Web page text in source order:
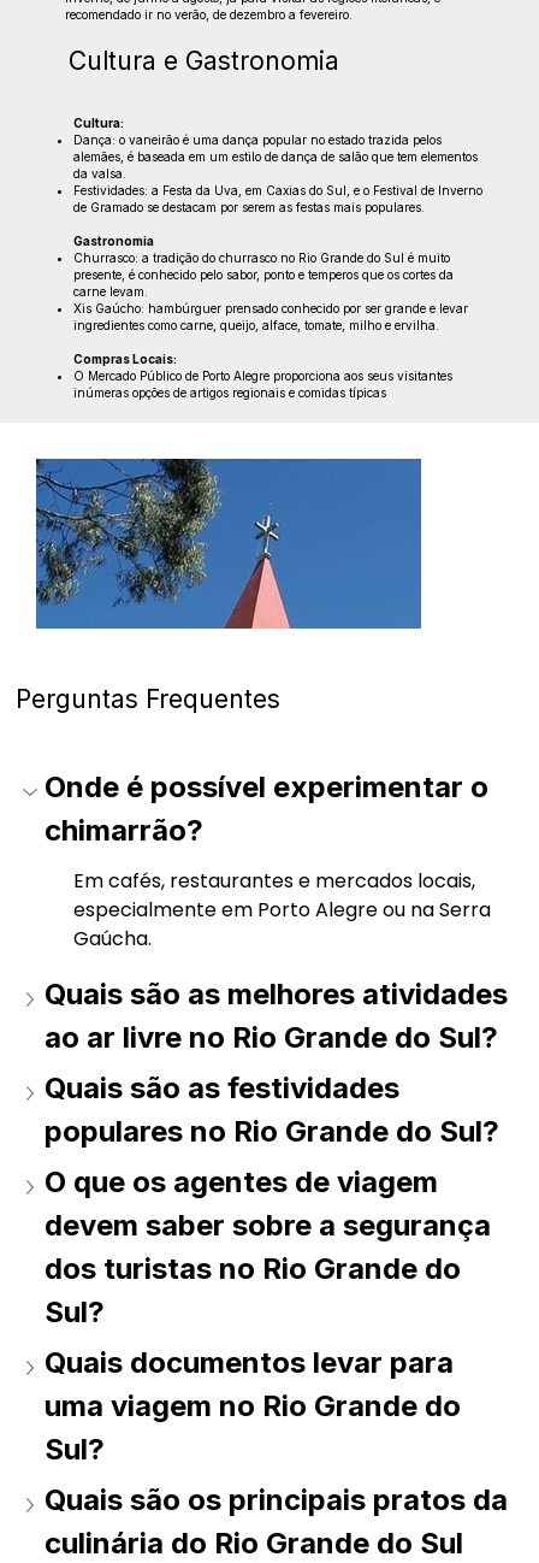
recomendado ir no verão, de dezembro a fevereiro.
Cultura e Gastronomia
Cultura:
Dança: o vaneirão é uma dança popular no estado trazida pelos
alemães, é baseada em um estilo de dança de salão que tem elementos
da valsa.
Festividades: a Festa da Uva, em Caxias do Sul, e o Festival de Inverno
de Gramado se destacam por serem as festas mais populares.
Gastronomia
Churrasco: a tradição do churrasco no Rio Grande do Sul é muito
presente, é conhecido pelo sabor, ponto e temperos que os cortes da
carne levam.
Xis Gaúcho: hambúrguer prensado conhecido por ser grande e levar
ingredientes como carne, queijo, alface, tomate, milho e ervilha.
Compras Locais:
O Mercado Público de Porto Alegre proporciona aos seus visitantes
inúmeras opções de artigos regionais e comidas típicas
Perguntas Frequentes
Onde é possível experimentar o
chimarrão?
Em cafés, restaurantes e mercados locais,
especialmente em Porto Alegre ou na Serra
Gaúcha.
Quais são as melhores atividades
ao ar livre no Rio Grande do Sul?
Quais são as festividades
populares no Rio Grande do Sul?
O que os agentes de viagem
devem saber sobre a segurança
dos turistas no Rio Grande do
Sul?
Quais documentos levar para
uma viagem no Rio Grande do
Sul?
Quais são os principais pratos da
culinária do Rio Grande do Sul